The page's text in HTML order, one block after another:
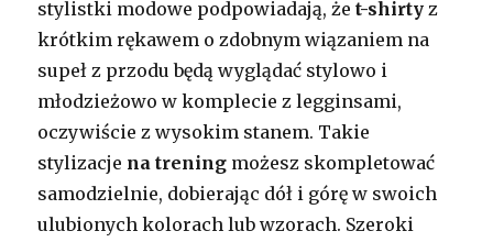
stylistki modowe podpowiadają, żet-shirty z
krótkim rękawem o zdobnym wiązaniem na
supeł z przodu będą wyglądać stylowo i
młodzieżowo w komplecie z legginsami,
oczywiście z wysokim stanem. Takie
stylizacje na trening możesz skompletować
samodzielnie, dobierając dół i górę w swoich
ulubionych kolorach lub wzorach. Szeroki